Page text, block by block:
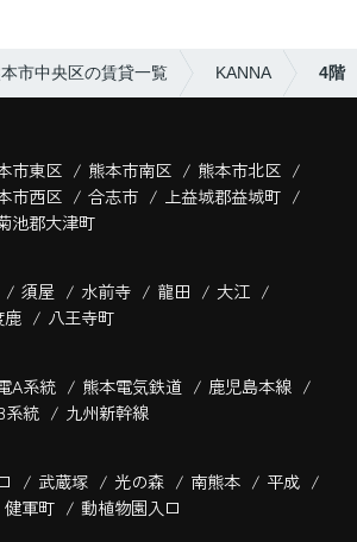
市中央区の賃貸一覧 KANNA 4階
市東区 熊本市南区
熊本市北区
市西区 合志市
上益城郡益城町
池郡大津町
須屋 水前寺 龍田
大江
鹿
八王寺町
A系統 熊本電気鉄道
鹿児島本線
系統
九州新幹線
武蔵塚 光の森 南熊本
平成
健軍町 動植物園入口